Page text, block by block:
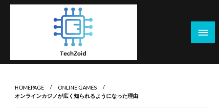
Skip
HOMEPAGE
ONLINE GAMES
オンラインカジノが広く知られるようになった理由